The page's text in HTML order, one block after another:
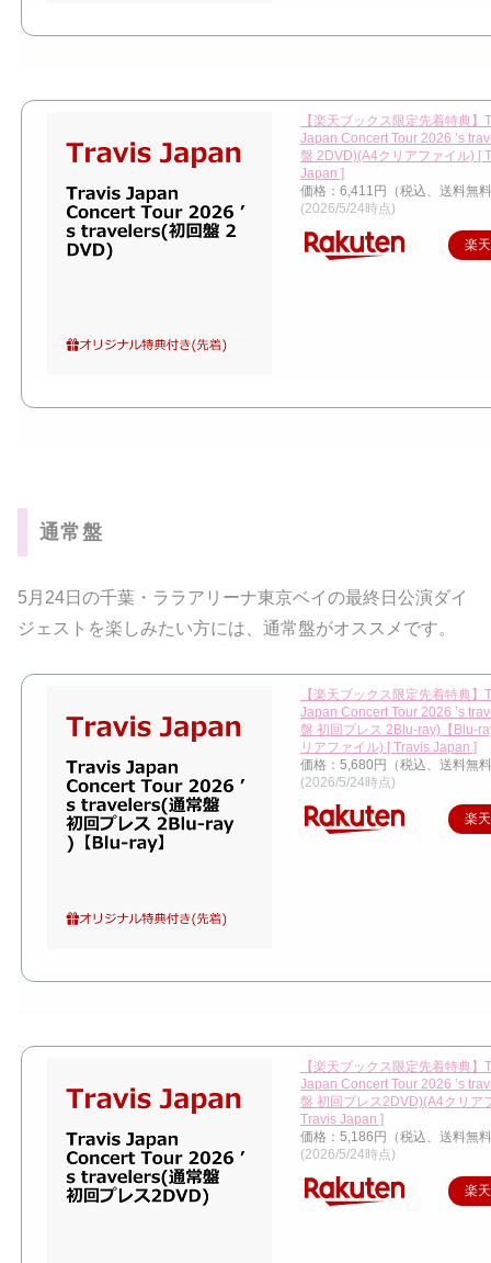
【楽天ブックス限定先着特典】
Japan Concert Tour 2026 ’s
盤 2DVD)(A4クリアファイル) [
Japan ]
価格：6,411円（税込、送料無
(2026/5/24時点)
楽
通常盤
5月24日の千葉・ララアリーナ東京ベイの最終日公演ダイ
ジェストを楽しみたい方には、通常盤がオススメです。
【楽天ブックス限定先着特典】
Japan Concert Tour 2026 ’s
盤 初回プレス 2Blu-ray)【Blu-
リアファイル) [ Travis Japan ]
価格：5,680円（税込、送料無
(2026/5/24時点)
楽
【楽天ブックス限定先着特典】
Japan Concert Tour 2026 ’s
盤 初回プレス2DVD)(A4クリア
Travis Japan ]
価格：5,186円（税込、送料無
(2026/5/24時点)
楽